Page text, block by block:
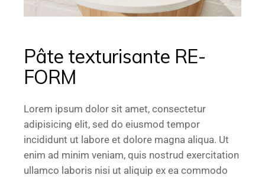
Pâte texturisante RE-
FORM
Lorem ipsum dolor sit amet, consectetur
adipisicing elit, sed do eiusmod tempor
incididunt ut labore et dolore magna aliqua. Ut
enim ad minim veniam, quis nostrud exercitation
ullamco laboris nisi ut aliquip ex ea commodo